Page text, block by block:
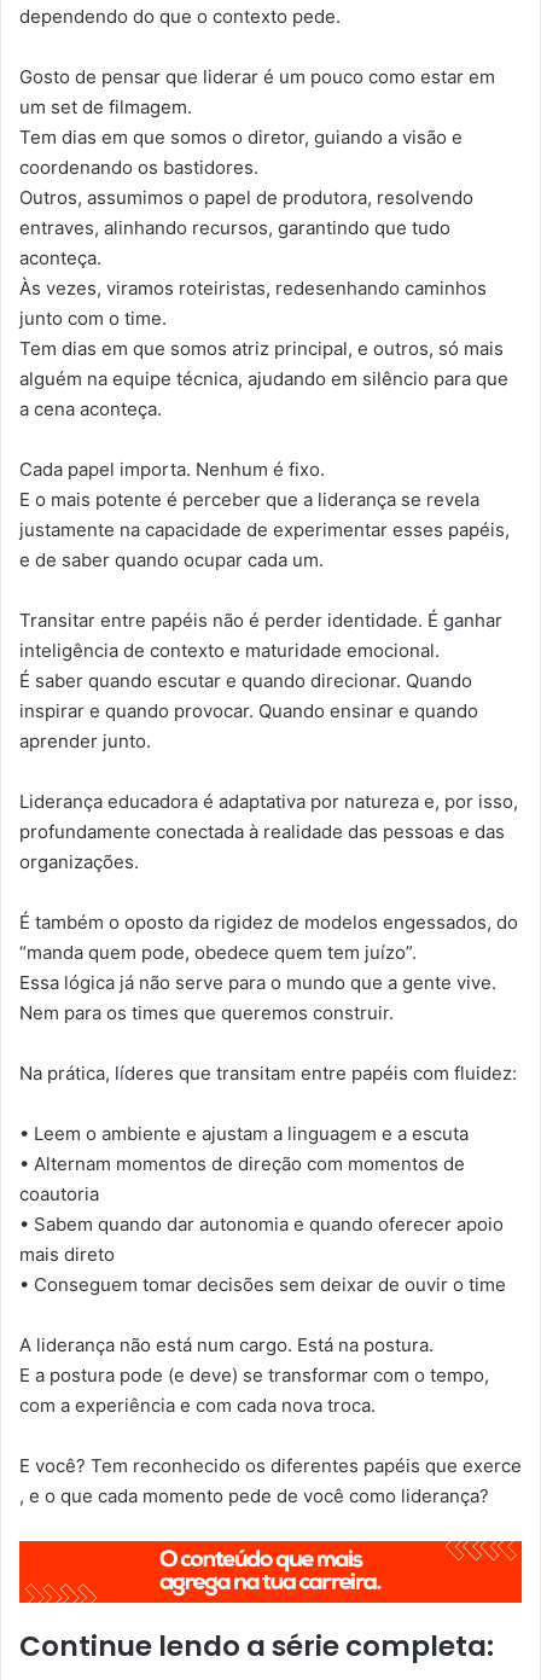
dependendo do que o contexto pede.
Gosto de pensar que liderar é um pouco como estar em
um set de filmagem.
Tem dias em que somos o diretor, guiando a visão e
coordenando os bastidores.
Outros, assumimos o papel de produtora, resolvendo
entraves, alinhando recursos, garantindo que tudo
aconteça.
Às vezes, viramos roteiristas, redesenhando caminhos
junto com o time.
Tem dias em que somos atriz principal, e outros, só mais
alguém na equipe técnica, ajudando em silêncio para que
a cena aconteça.
Cada papel importa. Nenhum é fixo.
E o mais potente é perceber que a liderança se revela
justamente na capacidade de experimentar esses papéis,
e de saber quando ocupar cada um.
Transitar entre papéis não é perder identidade. É ganhar
inteligência de contexto e maturidade emocional.
É saber quando escutar e quando direcionar. Quando
inspirar e quando provocar. Quando ensinar e quando
aprender junto.
Liderança educadora é adaptativa por natureza e, por isso,
profundamente conectada à realidade das pessoas e das
organizações.
É também o oposto da rigidez de modelos engessados, do
“manda quem pode, obedece quem tem juízo”.
Essa lógica já não serve para o mundo que a gente vive.
Nem para os times que queremos construir.
Na prática, líderes que transitam entre papéis com fluidez:
• Leem o ambiente e ajustam a linguagem e a escuta
• Alternam momentos de direção com momentos de
coautoria
• Sabem quando dar autonomia e quando oferecer apoio
mais direto
• Conseguem tomar decisões sem deixar de ouvir o time
A liderança não está num cargo. Está na postura.
E a postura pode (e deve) se transformar com o tempo,
com a experiência e com cada nova troca.
E você? Tem reconhecido os diferentes papéis que exerce
, e o que cada momento pede de você como liderança?
Continue lendo a série completa: